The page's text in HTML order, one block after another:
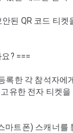
된 QR 코드 티켓
? ===
록한 각 참석자에
유한 전자 티켓을
마트폰) 스캐너를